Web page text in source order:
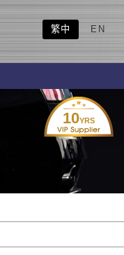
繁中 EN
10YRS